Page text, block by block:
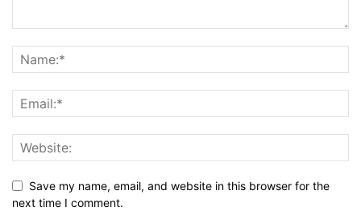
Save my name, email, and website in this browser for the
next time I comment.